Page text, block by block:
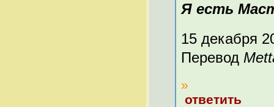
Я есть
15 декабря
Перевод
»
ответить